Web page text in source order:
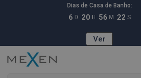
Dias de Casa de Banho:
6 D 20 H 56 M 21 S
Ver